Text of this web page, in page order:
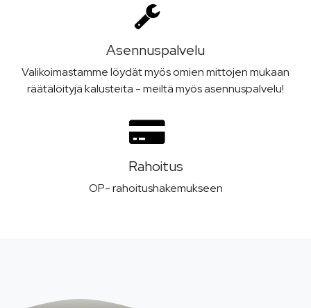
Asennus­palvelu
Valikoimastamme löydät myös omien mittojen mukaan
räätälöityjä kalusteita - meiltä myös asennuspalvelu!
Rahoitus
OP- rahoitushakemukseen